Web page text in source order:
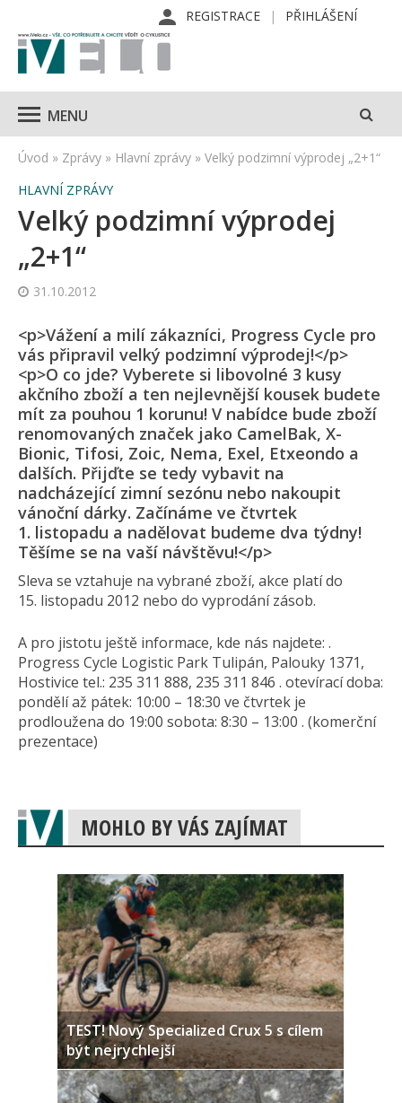
REGISTRACE PŘIHLÁŠENÍ
MENU
Úvod » Zprávy » Hlavní zprávy » Velký podzimní výprodej „2+1“
HLAVNÍ ZPRÁVY
Velký podzimní výprodej
„2+1“
31.10.2012
<p>Vážení a milí zákazníci, Progress Cycle pro
vás připravil velký podzimní výprodej!</p>
<p>O co jde? Vyberete si libovolné 3 kusy
akčního zboží a ten nejlevnější kousek budete
mít za pouhou 1 korunu! V nabídce bude zboží
renomovaných značek jako CamelBak, X-
Bionic, Tifosi, Zoic, Nema, Exel, Etxeondo a
dalších. Přijďte se tedy vybavit na
nadcházející zimní sezónu nebo nakoupit
vánoční dárky. Začínáme ve čtvrtek
1. listopadu a nadělovat budeme dva týdny!
Těšíme se na vaší návštěvu!</p>
Sleva se vztahuje na vybrané zboží, akce platí do
15. listopadu 2012 nebo do vyprodání zásob.
A pro jistotu ještě informace, kde nás najdete: .
Progress Cycle Logistic Park Tulipán, Palouky 1371,
Hostivice tel.: 235 311 888, 235 311 846 . otevírací doba:
pondělí až pátek: 10:00 – 18:30 ve čtvrtek je
prodloužena do 19:00 sobota: 8:30 – 13:00 . (komerční
prezentace)
MOHLO BY VÁS ZAJÍMAT
TEST! Nový Specialized Crux 5 s cílem
být nejrychlejší